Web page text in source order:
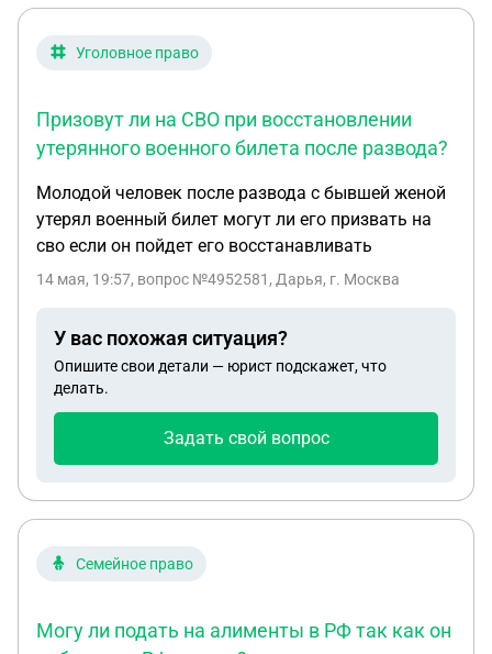
Уголовное право
Призовут ли на СВО при восстановлении
утерянного военного билета после развода?
Молодой человек после развода с бывшей женой
утерял военный билет могут ли его призвать на
сво если он пойдет его восстанавливать
14 мая, 19:57, вопрос №4952581, Дарья, г. Москва
У вас похожая ситуация?
Опишите свои детали — юрист подскажет, что
делать.
Задать свой вопрос
Семейное право
Могу ли подать на алименты в РФ так как он